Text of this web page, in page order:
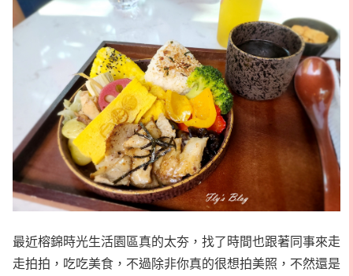
最近榕錦時光生活園區真的太夯，找了時間也跟著同事來走
走拍拍，吃吃美食，不過除非你真的很想拍美照，不然還是